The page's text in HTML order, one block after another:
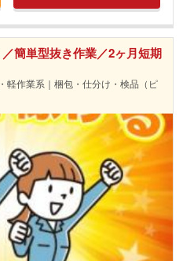
簡単型抜き作業／2ヶ月短期
軽作業系｜梱包・仕分け・検品（ピ